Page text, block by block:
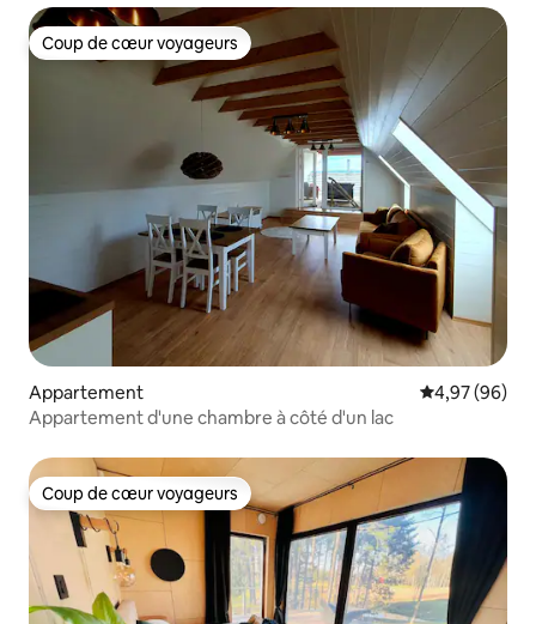
Coup de cœur voyageurs
Coup de cœur voyageurs
Appartement Évaluation
4,97 (96)
Appartement d'une chambre à côté d'un lac
Coup de cœur voyageurs
Coup de cœur voyageurs